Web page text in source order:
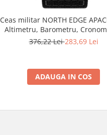
Ceas militar NORTH EDGE
Altimetru, Barometru,
Termometru, Pedometru,
376,22 Lei283,69 Lei
ADAUGA IN COS